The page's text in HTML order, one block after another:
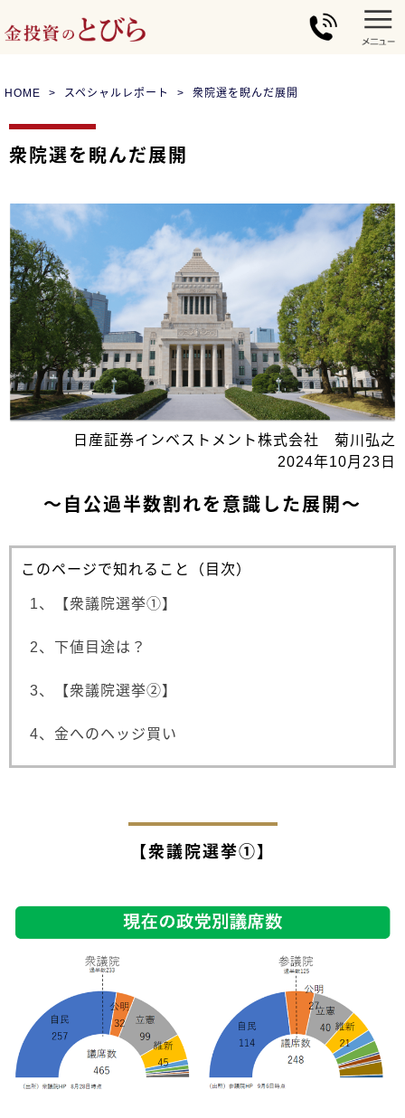
HOME スペシャルレポート 衆院選を睨んだ展開
衆院選を睨んだ展開
日産証券インベストメント株式会社 菊川弘之
2024年10月23日
～自公過半数割れを意識した展開～
このページで知れること（目次）
1、【衆議院選挙①】
2、下値目途は？
3、【衆議院選挙②】
4、金へのヘッジ買い
【衆議院選挙①】